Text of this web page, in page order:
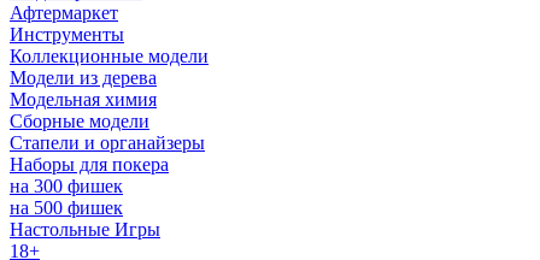
Афтермаркет
Инструменты
Коллекционные модели
Модели из дерева
Модельная химия
Сборные модели
Стапели и органайзеры
Наборы для покера
на 300 фишек
на 500 фишек
Настольные Игры
18+